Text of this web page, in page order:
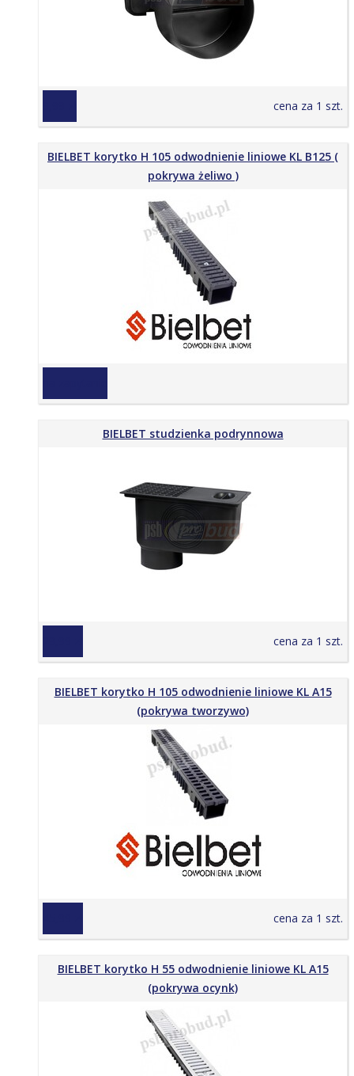
cena za 1 szt.
BIELBET korytko H 105 odwodnienie liniowe KL B125 (
pokrywa żeliwo )
BIELBET studzienka podrynnowa
cena za 1 szt.
BIELBET korytko H 105 odwodnienie liniowe KL A15
(pokrywa tworzywo)
cena za 1 szt.
BIELBET korytko H 55 odwodnienie liniowe KL A15
(pokrywa ocynk)